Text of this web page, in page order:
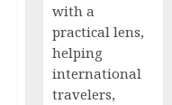
with a
practical lens,
helping
international
travelers,